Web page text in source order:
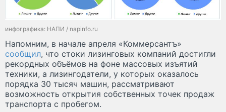
инфографика: НАПИ / napinfo.ru
Напомним, в начале апреля «Коммерсантъ»
сообщил, что стоки лизинговых компаний достигли
рекордных объёмов на фоне массовых изъятий
техники, а лизингодатели, у которых оказалось
порядка 30 тысяч машин, рассматривают
возможность открытия собственных точек продаж
транспорта с пробегом.